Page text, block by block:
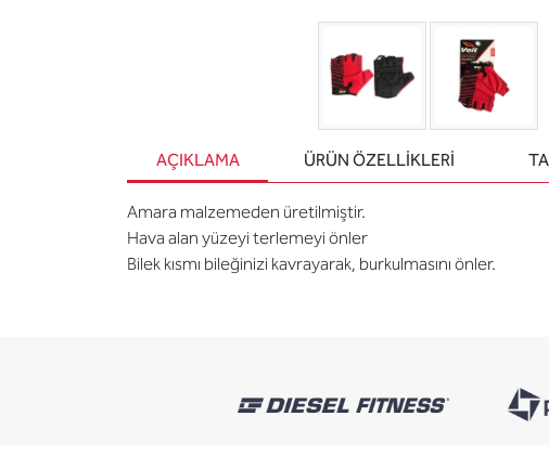
AÇIKLAMA ÜRÜN ÖZELLIKLERI
Amara malzemeden üretilmiştir.
Hava alan yüzeyi terlemeyi önler
Bilek kısmı bileğinizi kavrayarak, burkulmasını önler.